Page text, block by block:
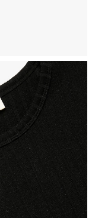
Puteți ajunge
mărimea
despre starea